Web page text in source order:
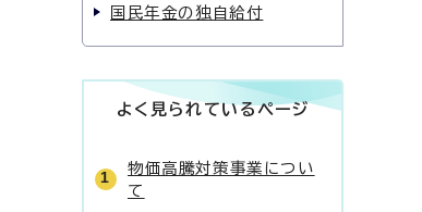
国民年金の独自給付
よく見られているページ
物価高騰対策事業につい
て